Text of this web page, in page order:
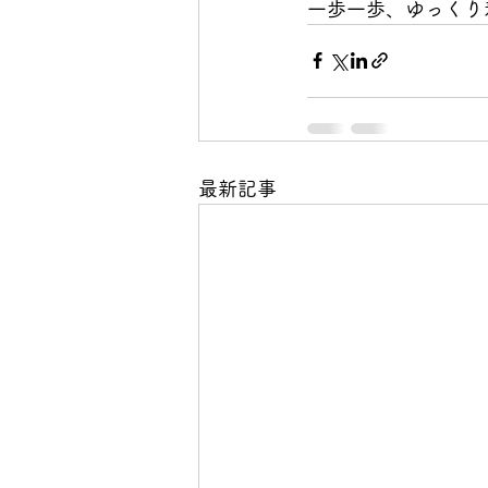
一歩一歩、ゆっくり
最新記事